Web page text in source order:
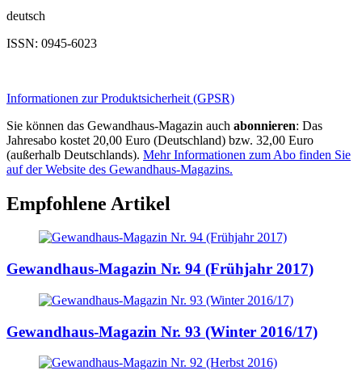
deutsch
ISSN: 0945-6023
Informationen zur Produktsicherheit (GPSR)
Sie können das Gewandhaus-Magazin auch abonnieren: Das
Jahresabo kostet 20,00 Euro (Deutschland) bzw. 32,00 Euro
(außerhalb Deutschlands). Mehr Informationen zum Abo finden Sie
auf der Website des Gewandhaus-Magazins.
Empfohlene Artikel
Gewandhaus-Magazin Nr. 94 (Frühjahr 2017)
Gewandhaus-Magazin Nr. 93 (Winter 2016/17)